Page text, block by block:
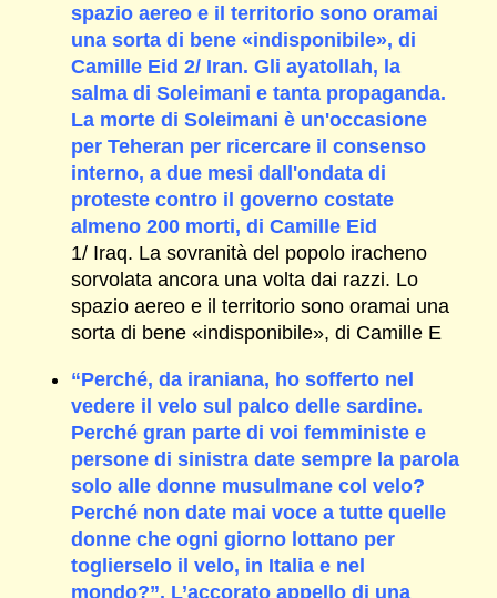
spazio aereo e il territorio sono oramai
una sorta di bene «indisponibile», di
Camille Eid 2/ Iran. Gli ayatollah, la
salma di Soleimani e tanta propaganda.
La morte di Soleimani è un'occasione
per Teheran per ricercare il consenso
interno, a due mesi dall'ondata di
proteste contro il governo costate
almeno 200 morti, di Camille Eid
1/ Iraq. La sovranità del popolo iracheno
sorvolata ancora una volta dai razzi. Lo
spazio aereo e il territorio sono oramai una
sorta di bene «indisponibile», di Camille E
“Perché, da iraniana, ho sofferto nel
vedere il velo sul palco delle sardine.
Perché gran parte di voi femministe e
persone di sinistra date sempre la parola
solo alle donne musulmane col velo?
Perché non date mai voce a tutte quelle
donne che ogni giorno lottano per
toglierselo il velo, in Italia e nel
mondo?”. L’accorato appello di una